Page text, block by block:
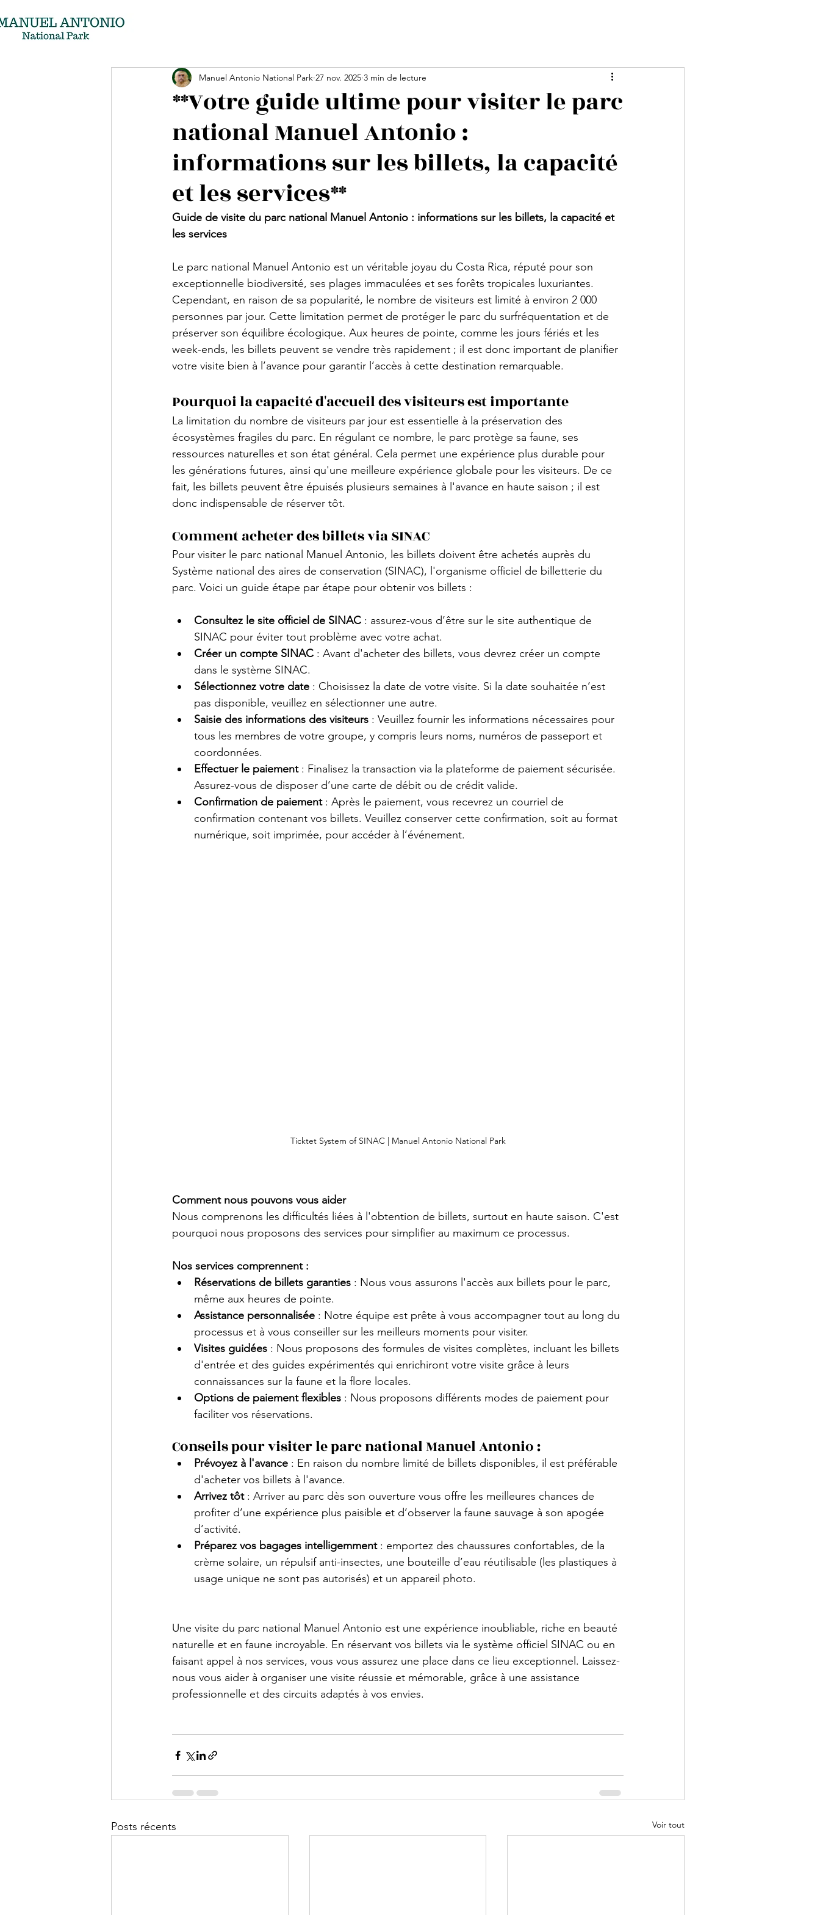
**Votre guide ultime pour visiter le parc
national Manuel Antonio :
informations sur les billets, la capacité
et les services**
Manuel Antonio National Park 27 nov. 2025 3 min de lecture
Guide de visite du parc national Manuel Antonio : informations sur les billets, la capacité et
les services
Le parc national Manuel Antonio est un véritable joyau du Costa Rica, réputé pour son
exceptionnelle biodiversité, ses plages immaculées et ses forêts tropicales luxuriantes.
Cependant, en raison de sa popularité, le nombre de visiteurs est limité à environ 2 000
personnes par jour. Cette limitation permet de protéger le parc du surfréquentation et de
préserver son équilibre écologique. Aux heures de pointe, comme les jours fériés et les
week-ends, les billets peuvent se vendre très rapidement ; il est donc important de planifier
votre visite bien à l’avance pour garantir l’accès à cette destination remarquable.
Pourquoi la capacité d'accueil des visiteurs est importante
La limitation du nombre de visiteurs par jour est essentielle à la préservation des
écosystèmes fragiles du parc. En régulant ce nombre, le parc protège sa faune, ses
ressources naturelles et son état général. Cela permet une expérience plus durable pour
les générations futures, ainsi qu'une meilleure expérience globale pour les visiteurs. De ce
fait, les billets peuvent être épuisés plusieurs semaines à l'avance en haute saison ; il est
donc indispensable de réserver tôt.
Comment acheter des billets via SINAC
Pour visiter le parc national Manuel Antonio, les billets doivent être achetés auprès du
Système national des aires de conservation (SINAC), l'organisme officiel de billetterie du
parc. Voici un guide étape par étape pour obtenir vos billets :
Consultez le site officiel de SINAC : assurez-vous d’être sur le site authentique de
SINAC pour éviter tout problème avec votre achat.
Créer un compte SINAC : Avant d'acheter des billets, vous devrez créer un compte
dans le système SINAC.
Sélectionnez votre date : Choisissez la date de votre visite. Si la date souhaitée n’est
pas disponible, veuillez en sélectionner une autre.
Saisie des informations des visiteurs : Veuillez fournir les informations nécessaires pour
tous les membres de votre groupe, y compris leurs noms, numéros de passeport et
coordonnées.
Effectuer le paiement : Finalisez la transaction via la plateforme de paiement sécurisée.
Assurez-vous de disposer d’une carte de débit ou de crédit valide.
Confirmation de paiement : Après le paiement, vous recevrez un courriel de
confirmation contenant vos billets. Veuillez conserver cette confirmation, soit au format
numérique, soit imprimée, pour accéder à l’événement.
Ticktet System of SINAC | Manuel Antonio National Park
Comment nous pouvons vous aider
Nous comprenons les difficultés liées à l'obtention de billets, surtout en haute saison. C'est
pourquoi nous proposons des services pour simplifier au maximum ce processus.
Nos services comprennent :
Réservations de billets garanties : Nous vous assurons l'accès aux billets pour le parc,
même aux heures de pointe.
Assistance personnalisée : Notre équipe est prête à vous accompagner tout au long du
processus et à vous conseiller sur les meilleurs moments pour visiter.
Visites guidées : Nous proposons des formules de visites complètes, incluant les billets
d'entrée et des guides expérimentés qui enrichiront votre visite grâce à leurs
connaissances sur la faune et la flore locales.
Options de paiement flexibles : Nous proposons différents modes de paiement pour
faciliter vos réservations.
Conseils pour visiter le parc national Manuel Antonio :
Prévoyez à l'avance : En raison du nombre limité de billets disponibles, il est préférable
d'acheter vos billets à l'avance.
Arrivez tôt : Arriver au parc dès son ouverture vous offre les meilleures chances de
profiter d’une expérience plus paisible et d’observer la faune sauvage à son apogée
d’activité.
Préparez vos bagages intelligemment : emportez des chaussures confortables, de la
crème solaire, un répulsif anti-insectes, une bouteille d’eau réutilisable (les plastiques à
usage unique ne sont pas autorisés) et un appareil photo.
Une visite du parc national Manuel Antonio est une expérience inoubliable, riche en beauté
naturelle et en faune incroyable. En réservant vos billets via le système officiel SINAC ou en
faisant appel à nos services, vous vous assurez une place dans ce lieu exceptionnel. Laissez-
nous vous aider à organiser une visite réussie et mémorable, grâce à une assistance
professionnelle et des circuits adaptés à vos envies.
Posts récents Voir tout